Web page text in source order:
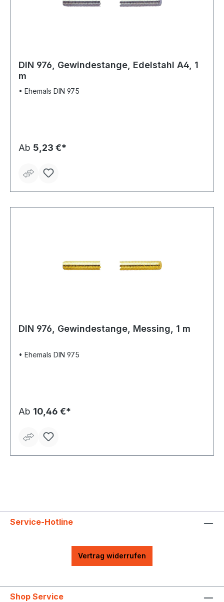
DIN 976, Gewindestange, Edelstahl A4, 1
m
• Ehemals DIN 975
Ab 5,23 €*
DIN 976, Gewindestange, Messing, 1 m
• Ehemals DIN 975
Ab 10,46 €*
Service-Hotline
Vertrag widerrufen
Shop Service